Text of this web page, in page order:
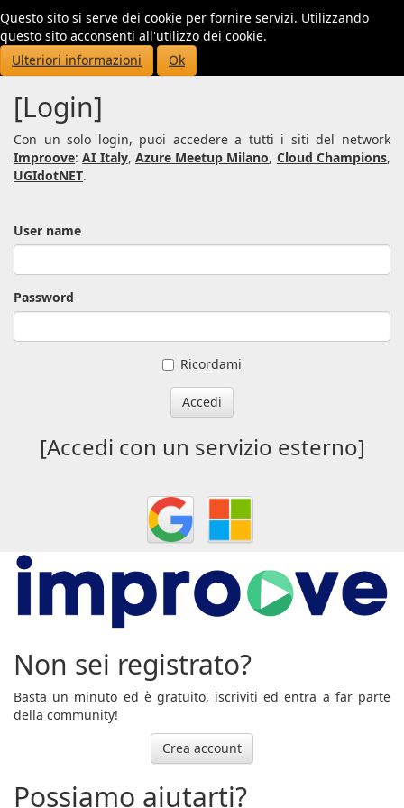
Questo sito si serve dei cookie per fornire servizi. Utilizzando
questo sito acconsenti all'utilizzo dei cookie.
Ulteriori informazioni
Ok
[Login]
Con un solo login, puoi accedere a tutti i siti del network
Improove:AI Italy, Azure Meetup Milano, Cloud Champions,
UGIdotNET.
User name
Password
Ricordami
Accedi
[Accedi con un servizio esterno]
Non sei registrato?
Basta un minuto ed è gratuito, iscriviti ed entra a far parte
della community!
Crea account
Possiamo aiutarti?